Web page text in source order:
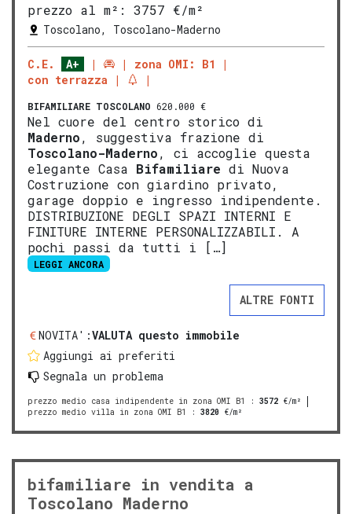
prezzo al m²:
3757 €/m²
Toscolano, Toscolano-Maderno
C.E. A+
zona OMI: B1
con terrazza
BIFAMILIARE TOSCOLANO 620.000 €
Nel cuore del centro storico di
Maderno, suggestiva frazione di
Toscolano-Maderno, ci accoglie questa
elegante Casa Bifamiliare di Nuova
Costruzione con giardino privato,
garage doppio e ingresso indipendente.
DISTRIBUZIONE DEGLI SPAZI INTERNI E
FINITURE INTERNE PERSONALIZZABILI. A
pochi passi da tutti i […]
LEGGI ANCORA
ALTRE FONTI
NOVITA':VALUTA questo immobile
Aggiungi ai preferiti
Segnala un problema
prezzo medio casa indipendente in zona OMI B1 : 3572 €/m²
prezzo medio villa in zona OMI B1
: 3820 €/m²
bifamiliare in vendita a
Toscolano Maderno